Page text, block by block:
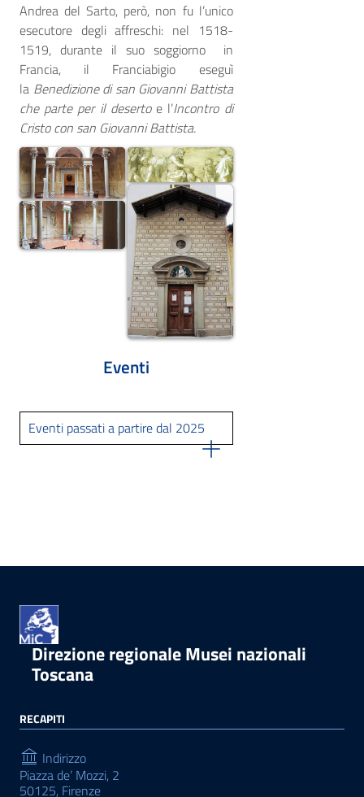
Andrea del Sarto, però, non fu l’unico
esecutore degli affreschi: nel 1518-
1519, durante il suo soggiorno in
Francia, il Franciabigio eseguì
la Benedizione di san Giovanni Battista
che parte per il desertoe l’Incontro di
Cristo con san Giovanni Battista.​
Eventi
Eventi passati a partire dal 2025
Direzione regionale Musei nazionali
Toscana
RECAPITI
Indirizzo
Piazza de’ Mozzi, 2
50125, Firenze